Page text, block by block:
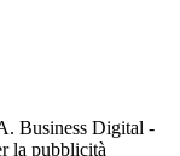
Business Digital -
la pubblicità